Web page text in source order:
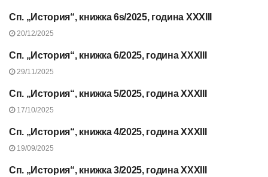
СЪДЪРЖАНИЕ НА СП.
Сп. „История“, книжка 6s/2025, година XXXIII
20/12/2025
СЪДЪРЖАНИЕ НА СП.
Сп. „История“, книжка 6/2025, година XXXIII
29/11/2025
СЪДЪРЖАНИЕ НА СП.
Сп. „История“, книжка 5/2025, година XXXIII
17/10/2025
СЪДЪРЖАНИЕ НА СП.
Сп. „История“, книжка 4/2025, година XXXIII
19/09/2025
СЪДЪРЖАНИЕ НА СП.
Сп. „История“, книжка 3/2025, година XXXIII